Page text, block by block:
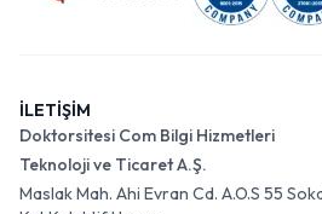
İLETİŞİM
Doktorsitesi Com Bilgi Hizmetleri
Teknoloji ve Ticaret A.Ş.
Maslak Mah. Ahi Evran Cd. A.O.S 55